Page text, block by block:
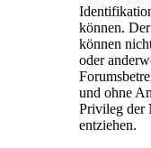
können.
können
oder
und ohne
Privileg der
entziehen.